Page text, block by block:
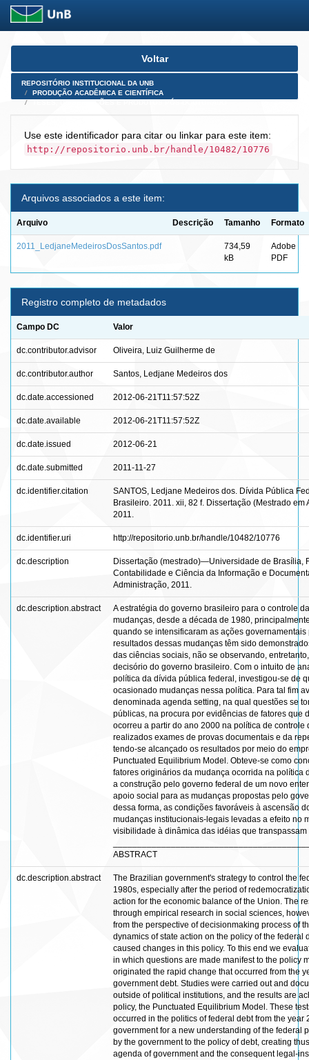
Skip
Voltar
REPOSITÓRIO INSTITUCIONAL DA UNB
PRODUÇÃO ACADÊMICA E CIENTÍFICA
Use este identificador para citar ou linkar para este item:
http://repositorio.unb.br/handle/10482/10776
Arquivos associados a este item:
Arquivo Descrição Tamanho Formato
2011_LedjaneMedeirosDosSantos.pdf
734,59
kB
Adobe
PDF
Registro completo de metadados
Campo DC Valor
dc.contributor.advisor Oliveira, Luiz Guilherme de
dc.contributor.author Santos, Ledjane Medeiros dos
dc.date.accessioned 2012-06-21T11:57:52Z
dc.date.available 2012-06-21T11:57:52Z
dc.date.issued 2012-06-21
dc.date.submitted 2011-11-27
dc.identifier.citation
SANTOS, Ledjane Medeiros dos. Dívida Pública
Brasileiro. 2011. xii, 82 f. Dissertação (Mestrado
2011.
dc.identifier.uri http://repositorio.unb.br/handle/10482/10776
dc.description
Dissertação (mestrado)—Universidade de Brasília,
Contabilidade e Ciência da Informação e
Administração, 2011.
dc.description.abstract
A estratégia do governo brasileiro para o controle
mudanças, desde a década de 1980,
quando se intensificaram as ações
resultados dessas mudanças têm sido
das ciências sociais, não se observando,
decisório do governo brasileiro. Com o intuito de
política da dívida pública federal, investigou-se de
ocasionado mudanças nessa política. Para tal fim
denominada agenda setting, na qual questões se
públicas, na procura por evidências de fatores que
ocorreu a partir do ano 2000 na política de
realizados exames de provas documentais e da
tendo-se alcançado os resultados por meio do
Punctuated Equilibrium Model. Obteve-se como
fatores originários da mudança ocorrida na
a construção pelo governo federal de um novo
apoio social para as mudanças propostas pelo
dessa forma, as condições favoráveis à ascensão
mudanças institucionais-legais levadas a efeito no
visibilidade à dinâmica das idéias que
ABSTRACT
dc.description.abstract
The Brazilian government's strategy to control the
1980s, especially after the period of
action for the economic balance of the Union. The
through empirical research in social sciences,
from the perspective of decisionmaking process of
dynamics of state action on the policy of the
caused changes in this policy. To this end we
in which questions are made manifest to the policy
originated the rapid change that occurred from the
government debt. Studies were carried out and
outside of political institutions, and the results are
policy, the Punctuated Equilibrium Model. These
occurred in the politics of federal debt from the
government for a new understanding of the federal
by the government to the policy of debt, creating
agenda of government and the consequent legal-